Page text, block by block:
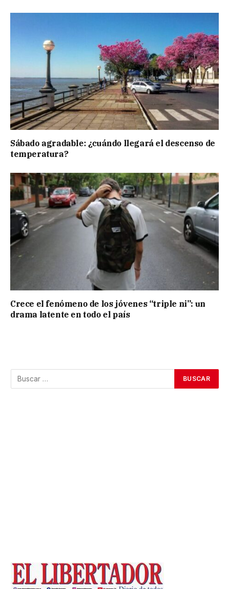
Sábado agradable: ¿cuándo llegará el descenso de
temperatura?
Crece el fenómeno de los jóvenes “triple ni”: un
drama latente en todo el país